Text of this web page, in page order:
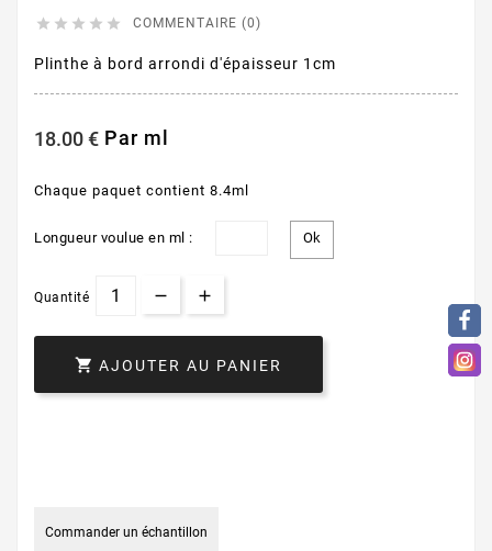
     COMMENTAIRE (0)
Plinthe à bord arrondi d'épaisseur 1cm
18.00 € Par ml
Chaque paquet contient 8.4ml
Longueur voulue en ml :
Quantité
 AJOUTER AU PANIER
Commander un échantillon